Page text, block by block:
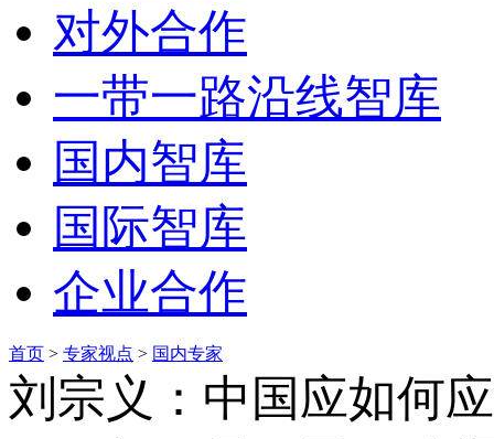
对外合作
一带一路沿线智库
国内智库
国际智库
企业合作
首页 > 专家视点 > 国内专家
刘宗义：中国应如何